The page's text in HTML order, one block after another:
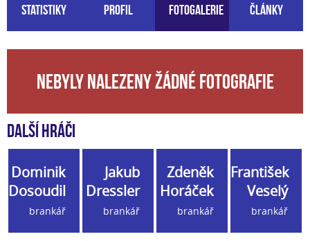
Statistiky Profil Fotogalerie Články
Nebyly nalezeny žádné fotografie
Další hráči
Dominik
Dosoudil
brankář
Jakub
Dressler
brankář
Zdeněk
Horáček
brankář
František
Veselý
brankář